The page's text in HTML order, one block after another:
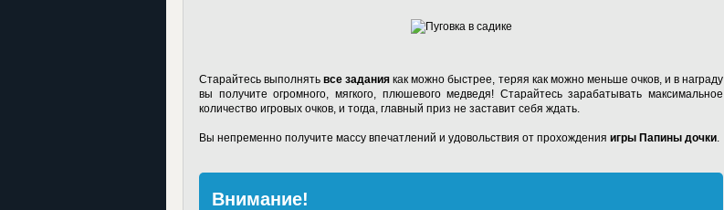
Старайтесь выполнятьвсе задания как можно быстрее, теряя как можно меньше очков, и в награду
вы получите огромного, мягкого, плюшевого медведя! Старайтесь зарабатывать максимальное
количество игровых очков, и тогда, главный приз не заставит себя ждать.
Вы непременно получите массу впечатлений и удовольствия от прохождения игры Папины дочки.
Внимание!